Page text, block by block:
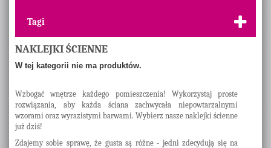
Tagi
NAKLEJKI ŚCIENNE
W tej kategorii nie ma produktów.
Wzbogać wnętrze każdego pomieszczenia! Wykorzystaj proste
rozwiązania, aby każda ściana zachwycała niepowtarzalnymi
wzorami oraz wyrazistymi barwami. Wybierz nasze naklejki ścienne
już dziś!
Zdajemy sobie sprawę, że gusta są różne - jedni zdecydują się na